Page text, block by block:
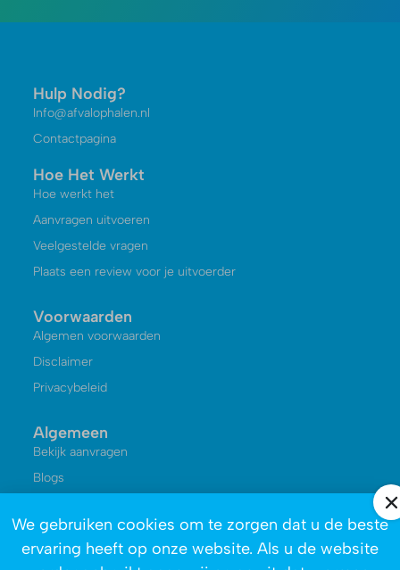
Hulp Nodig?
Info@afvalophalen.nl
Contactpagina
Hoe Het Werkt
Hoe werkt het
Aanvragen uitvoeren
Veelgestelde vragen
Plaats een review voor je uitvoerder
Voorwaarden
Algemen voorwaarden
Disclaimer
Privacybeleid
Algemeen
Bekijk aanvragen
Blogs
Reviews
Over ons
We gebruiken cookies om te zorgen dat u de beste
ervaring heeft op onze website. Als u de website